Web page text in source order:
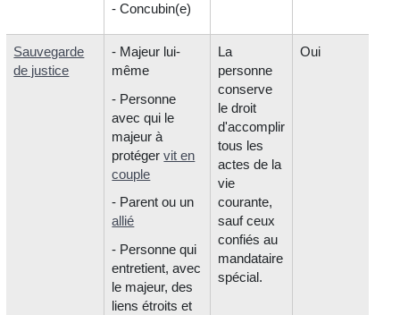
- Concubin(e)
Sauvegarde
de justice
- Majeur lui-
même
- Personne
avec qui le
majeur à
protégervit en
couple
- Parent ou un
allié
- Personne qui
entretient, avec
le majeur, des
liens étroits et
La
personne
conserve
le droit
d'accomplir
tous les
actes de la
vie
courante,
sauf ceux
confiés au
mandataire
spécial.
Oui